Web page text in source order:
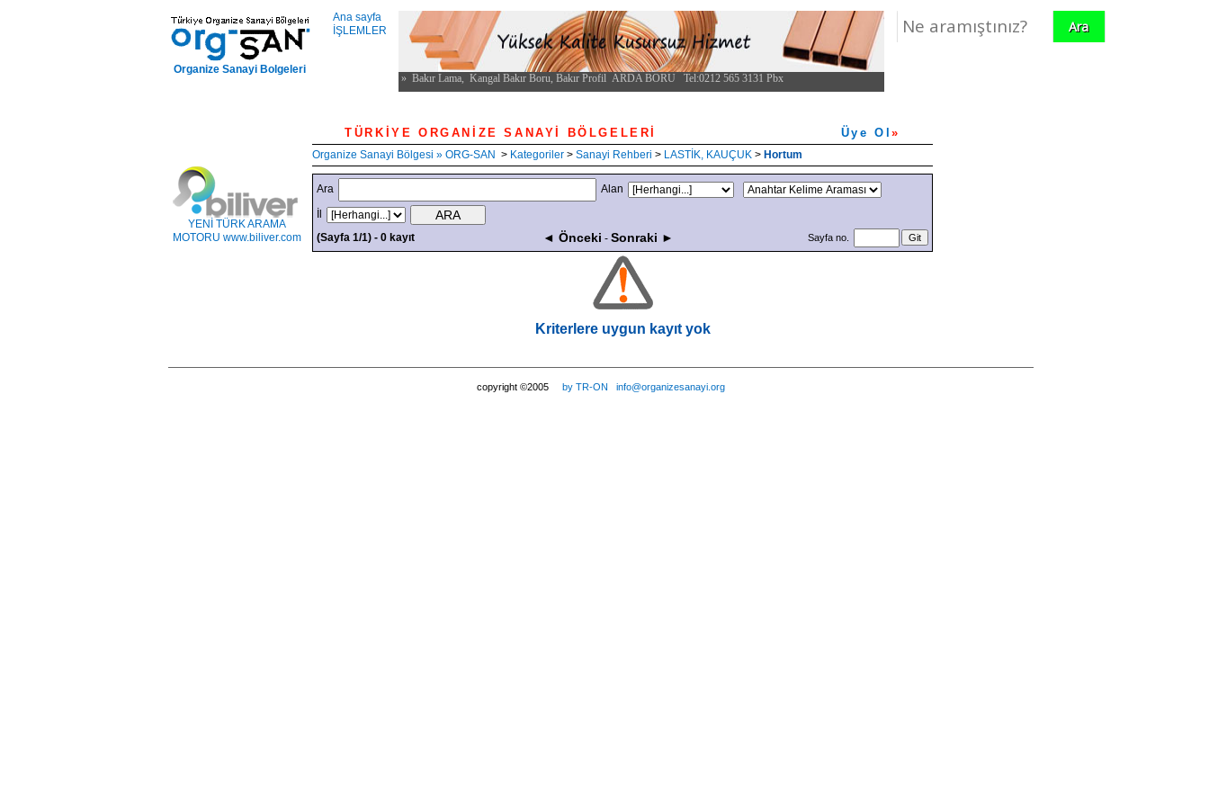
Organize Sanayi Bolgeleri
Ana sayfa
İŞLEMLER
TÜRKİYE ORGANİZE SANAYİ BÖLGELERİ Üye Ol»
YENİ TÜRK ARAMA
MOTORU www.biliver.com
Organize Sanayi Bölgesi » ORG-SAN > Kategoriler > Sanayi Rehberi > LASTİK, KAUÇUK > Hortum
Ara
Alan
(Sayfa 1/1) - 0 kayıt
◄ Önceki - Sonraki ► Sayfa no.
Kriterlere uygun kayıt yok
copyright ©2005 by TR-ON info@organizesanayi.org